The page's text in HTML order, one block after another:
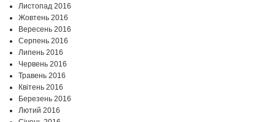
Листопад 2016
Жовтень 2016
Вересень 2016
Серпень 2016
Липень 2016
Червень 2016
Травень 2016
Квітень 2016
Березень 2016
Лютий 2016